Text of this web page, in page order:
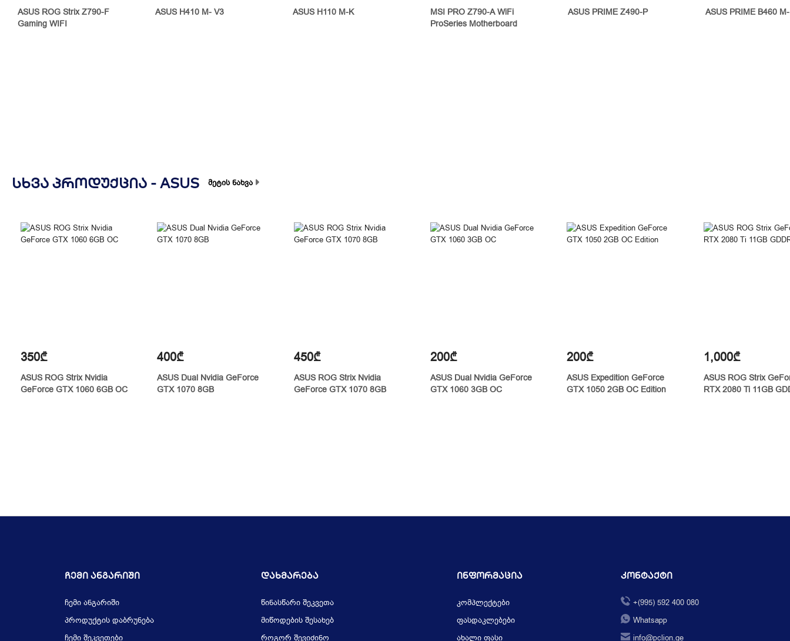
ASUS ROG Strix Z790-F
Gaming WIFI
ASUS H410 M- V3 ASUS H110 M-K
MSI PRO Z790-A WiFi
ProSeries Motherboard
ASUS PRIME Z490-P ASUS PRIME B460
ᲡᲮᲕᲐ ᲞᲠᲝᲓᲣᲥᲪᲘᲐ - ASUS მეტის ნახვა
350₾
ASUS ROG Strix Nvidia
GeForce GTX 1060 6GB OC
400₾
ASUS Dual Nvidia GeForce
GTX 1070 8GB
450₾
ASUS ROG Strix Nvidia
GeForce GTX 1070 8GB
200₾
ASUS Dual Nvidia GeForce
GTX 1060 3GB OC
200₾
ASUS Expedition GeForce
GTX 1050 2GB OC Edition
1,000₾
ASUS ROG Strix
RTX 2080 Ti 11GB
Ჩემი Ანგარიში
ჩემი ანგარიში
პროდუქტის დაბრუნება
ჩემი შეკვეთები
Დახმარება
წინასწარი შეკვეთა
მიწოდების შესახებ
როგორ შევიძინო
Ინფორმაცია
კომპლექტები
ფასდაკლებები
ახალი ფასი
Კონტაქტი
+(995) 592 400 080
Whatsapp
info@pclion.ge